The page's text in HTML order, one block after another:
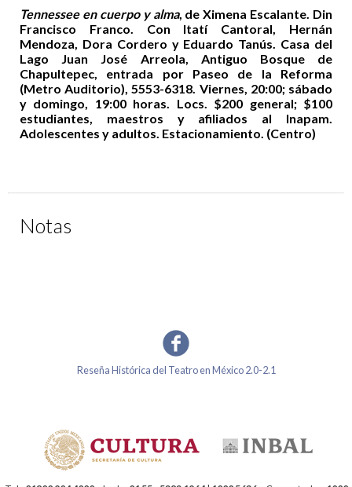
Tennessee en cuerpo y alma, de Ximena Escalante. Din
Francisco Franco. Con Itatí Cantoral, Hernán
Mendoza, Dora Cordero y Eduardo Tanús. Casa del
Lago Juan José Arreola, Antiguo Bosque de
Chapultepec, entrada por Paseo de la Reforma
(Metro Auditorio), 5553-6318. Viernes, 20:00; sábado
y domingo, 19:00 horas. Locs. $200 general; $100
estudiantes, maestros y afiliados al Inapam.
Adolescentes y adultos. Estacionamiento. (Centro)
Notas
Reseña Histórica del Teatro en México 2.0-2.1